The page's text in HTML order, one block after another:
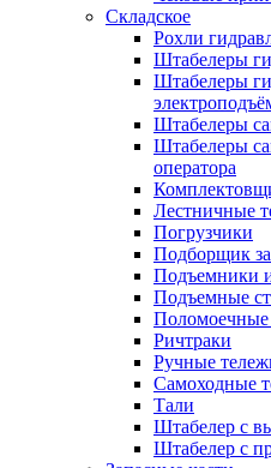
Складское
Рохли
Штабелеры
Штабелеры
Штабелеры
Штабелеры
оператора
Лестничные
Погрузчики
Подборщик
Подъемники
Подъемные
Ричтраки
Ручные
Самоходные
Тали
Штабелер с
Штабелер с